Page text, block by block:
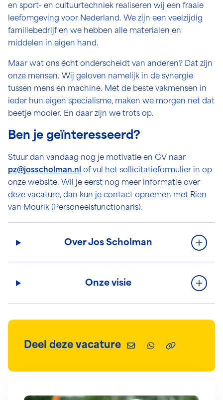
en sport- en cultuurtechniek realiseren wij een fraaie
leefomgeving voor Nederland. We zijn een veelzijdig
familiebedrijf en we hebben alle materialen en
middelen in eigen hand.
Maar wat ons écht onderscheidt van anderen? Dat zijn
onze mensen. Wij geloven namelijk in de synergie
tussen mens en machine. Met de beste vakmensen in
ieder hun eigen specialisme, maken we morgen net dat
beetje mooier. En daar zijn we trots op.
Ben je geïnteresseerd?
Stuur dan vandaag nog je motivatie en CV naar
pz@josscholman.nl of vul het sollicitatieformulier in op
onze website. Wil je eerst nog meer informatie over
deze vacature, dan kun je contact opnemen met Rien
van Mourik (Personeelsfunctionaris).
Over Jos Scholman
Onze visie
Deel deze vacature
Deel via e-mail
Deel viaKopieer